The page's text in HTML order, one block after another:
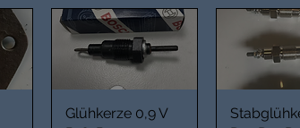
Glühkerze 0,9 V